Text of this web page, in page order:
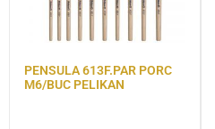
PENSULA 613F.PAR PORC
M6/BUC PELIKAN